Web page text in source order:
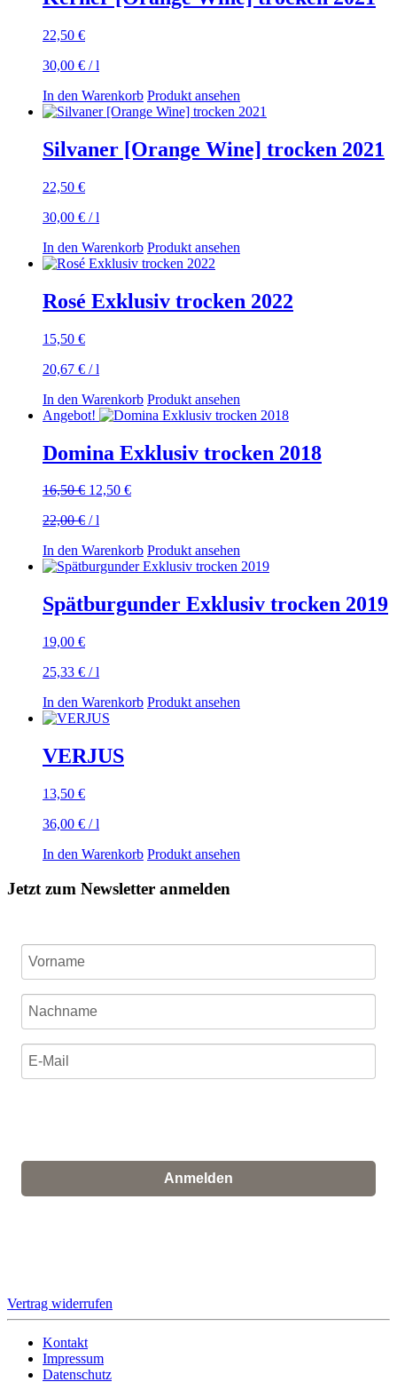
22,50 €
30,00 € /l
In den Warenkorb Produkt ansehen
Silvaner [Orange Wine] trocken 2021
22,50 €
30,00 € /l
In den Warenkorb Produkt ansehen
Rosé Exklusiv trocken 2022
15,50 €
20,67 € /l
In den Warenkorb Produkt ansehen
Angebot!
Domina Exklusiv trocken 2018
16,50€ Ursprünglicher
war:
12,50 €Aktueller
22,00€ /l
In den Warenkorb Produkt ansehen
Spätburgunder Exklusiv trocken 2019
19,00 €
25,33 € /l
In den Warenkorb Produkt ansehen
VERJUS
13,50 €
36,00 € /l
In den Warenkorb Produkt ansehen
Jetzt zum Newsletter anmelden
Anmelden
Vertrag widerrufen
Kontakt
Impressum
Datenschutz